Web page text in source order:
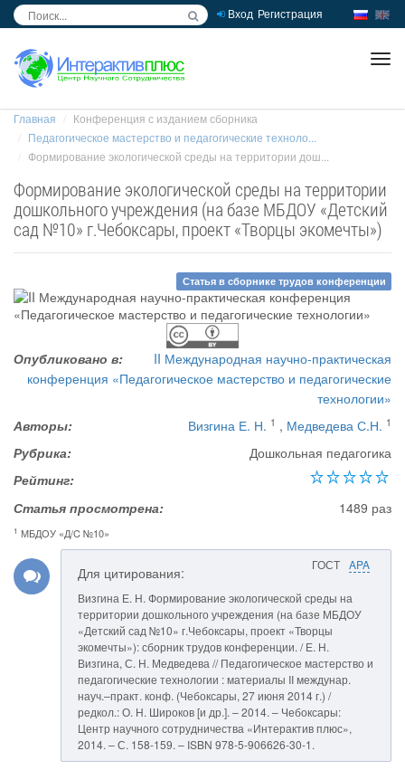
Вход Регистрация
Главная
Конференция с изданием сборника
Педагогическое мастерство и педагогические техноло...
Формирование экологической среды на территории дош...
Формирование экологической среды на территории
дошкольного учреждения (на базе МБДОУ «Детский
сад №10» г.Чебоксары, проект «Творцы экомечты»)
Статья в сборнике трудов конференции
Опубликовано в:
II Международная научно-практическая
конференция «Педагогическое мастерство и педагогические
технологии»
Авторы:
Визгина Е. Н. 1 , Медведева С.Н. 1
Рубрика:
Дошкольная педагогика
Рейтинг:
Статья просмотрена:
1489 раз
1 МБДОУ «Д/C №10»
ГОСТ APA
Для цитирования:
Визгина Е. Н. Формирование экологической среды на
территории дошкольного учреждения (на базе МБДОУ
«Детский сад №10» г.Чебоксары, проект «Творцы
экомечты»): сборник трудов конференции. / Е. Н.
Визгина, С. Н. Медведева // Педагогическое мастерство и
педагогические технологии : материалы II междунар.
науч.–практ. конф. (Чебоксары, 27 июня 2014 г.) /
редкол.: О. Н. Широков [и др.]. – 2014. – Чебоксары:
Центр научного сотрудничества «Интерактив плюс»,
2014. – С. 158-159. – ISBN 978-5-906626-30-1.